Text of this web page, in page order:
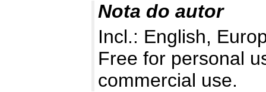
Nota do autor
Incl.: English,
Free for personal
commercial use.